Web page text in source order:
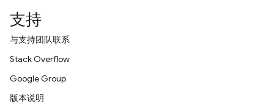
支持
与支持团队联系
Stack Overflow
Google Group
版本说明